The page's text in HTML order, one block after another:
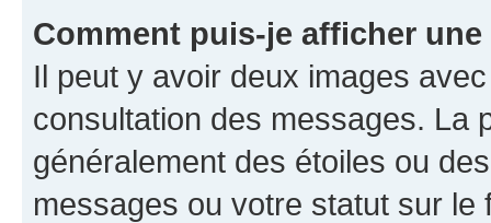
Comment puis-je afficher
Il peut y avoir deux images
consultation des messages. La
généralement des étoiles ou
messages ou votre statut sur